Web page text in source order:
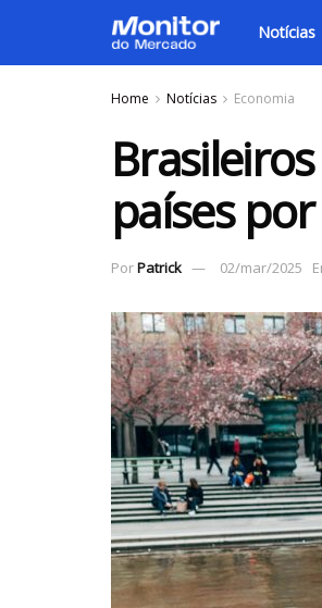
Notícias
Home Notícias Economia
países
PorPatrick 02/mar/2025